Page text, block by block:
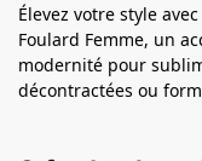
Élevez votre style
Foulard Femme, un
modernité pour
décontractées ou